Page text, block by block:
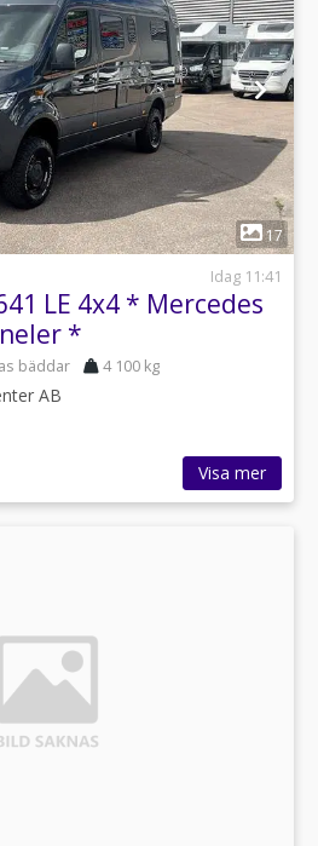
1
17
Idag 11:41
LE 4x4 * Mercedes
*
bäddar 4 100 kg
AB
Visa mer